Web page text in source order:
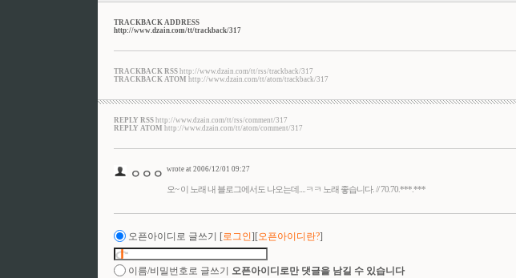
TRACKBACK ADDRESS
http://www.dzain.com/tt/trackback/317
TRACKBACK RSS http://www.dzain.com/tt/rss/trackback/317
TRACKBACK ATOM http://www.dzain.com/tt/atom/trackback/317
REPLY RSS http://www.dzain.com/tt/rss/comment/317
REPLY ATOM http://www.dzain.com/tt/atom/comment/317
ㅇㅇㅇ wrote at 2006/12/01 09:27
오~ 이 노래 내 블로그에서도 나오는데....ㅋㅋ 노래 좋습니다. // 70.70.***.***
오픈아이디로 글쓰기 [로그인][오픈아이디란?]
이름/비밀번호로 글쓰기 오픈아이디로만 댓글을 남길 수 있습니다